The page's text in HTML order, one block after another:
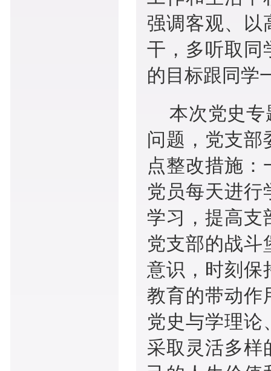
强调客观、以
干，多听取同
的目标跟同学
本次党史
问题，党支
点整改措施
党员每天进
学习，提高
党支部的战
意识，时刻保
教育的带动作
党史与学理
采取灵活多